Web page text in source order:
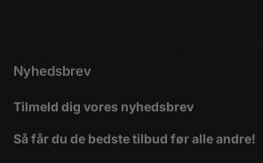
Nyhedsbrev
Tilmeld dig vores nyhedsbrev
Så får du de bedste tilbud før alle andre!